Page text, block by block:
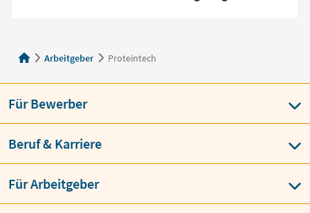
Arbeitgeber Proteintech
Für Bewerber
Beruf & Karriere
Für Arbeitgeber